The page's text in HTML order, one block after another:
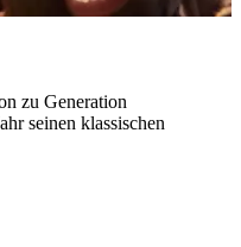
zu Generation
seinen klassischen